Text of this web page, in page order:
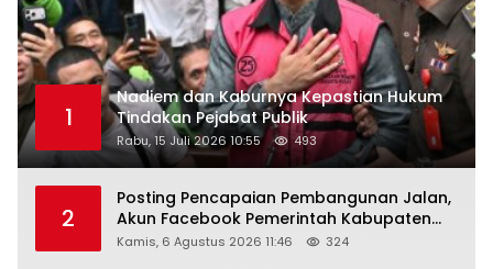
1
Nadiem dan Kaburnya Kepastian Hukum
Tindakan Pejabat Publik
Rabu, 15 Juli 2026 10:55 493
2
Posting Pencapaian Pembangunan Jalan,
Akun Facebook Pemerintah Kabupaten
Rembang “Dirujak” Warganet
Kamis, 6 Agustus 2026 11:46 324